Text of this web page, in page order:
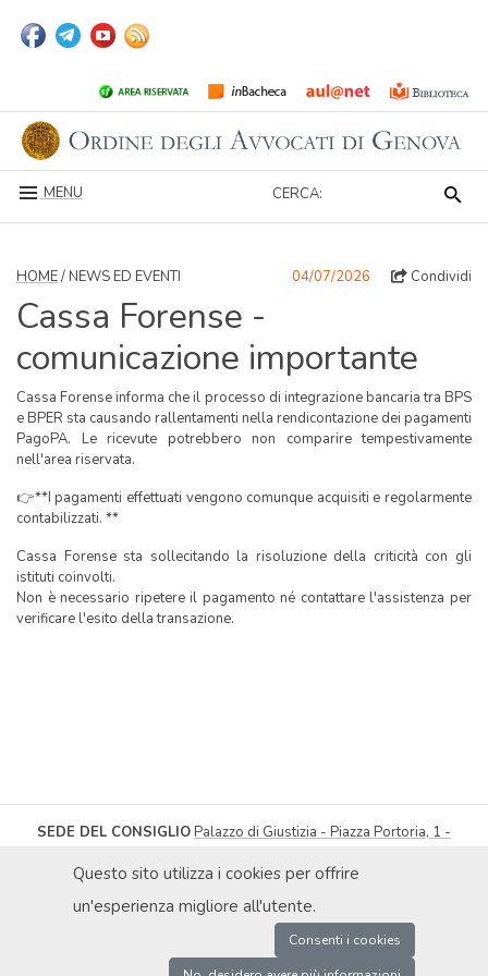
Questo sito utilizza i cookies per offrire
un'esperienza migliore all'utente.
Consenti i cookies
MENU CERCA:
HOME/ NEWS ED EVENTI 04/07/2026 Condividi
Cassa Forense -
comunicazione importante
Cassa Forense informa che il processo di integrazione bancaria tra BPS
e BPER sta causando rallentamenti nella rendicontazione dei pagamenti
PagoPA. Le ricevute potrebbero non comparire tempestivamente
nell'area riservata.
👉**I pagamenti effettuati vengono comunque acquisiti e regolarmente
contabilizzati. **
Cassa Forense sta sollecitando la risoluzione della criticità con gli
istituti coinvolti.
Non è necessario ripetere il pagamento né contattare l'assistenza per
verificare l'esito della transazione.
SEDE DEL CONSIGLIOPalazzo di Giustizia - Piazza Portoria, 1 -
segreteria@ordineavvocatigenova.it
DICHIARAZIONE DI ACCESSIBILITÀ|OBIETTIVI DI ACCESSIBILITÀ
P.IVA 02080000991 / C.F. 80030990107 | COD. UNIVOCO: UFXAIK |
ENTE SOGGETTO A SPLIT PAYMENT